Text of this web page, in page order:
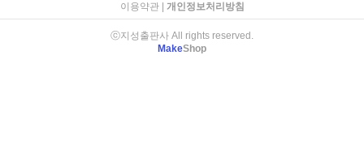
이용약관| 개인정보처리방침
ⓒ지성출판사 All rights reserved.
MakeShop